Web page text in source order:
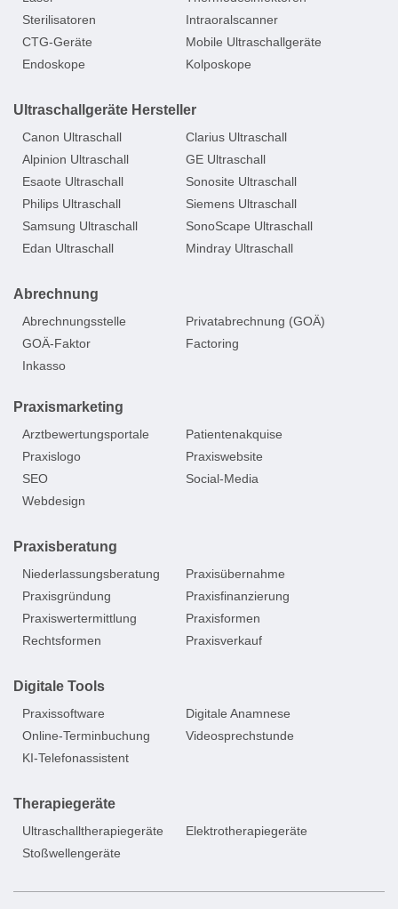
Sterilisatoren
Intraoralscanner
CTG-Geräte
Mobile Ultraschallgeräte
Endoskope
Kolposkope
Ultraschallgeräte Hersteller
Canon Ultraschall
Clarius Ultraschall
Alpinion Ultraschall
GE Ultraschall
Esaote Ultraschall
Sonosite Ultraschall
Philips Ultraschall
Siemens Ultraschall
Samsung Ultraschall
SonoScape Ultraschall
Edan Ultraschall
Mindray Ultraschall
Abrechnung
Abrechnungsstelle
Privatabrechnung (GOÄ)
GOÄ-Faktor
Factoring
Inkasso
Praxismarketing
Arztbewertungsportale
Patientenakquise
Praxislogo
Praxiswebsite
SEO
Social-Media
Webdesign
Praxisberatung
Niederlassungsberatung
Praxisübernahme
Praxisgründung
Praxisfinanzierung
Praxiswertermittlung
Praxisformen
Rechtsformen
Praxisverkauf
Digitale Tools
Praxissoftware
Digitale Anamnese
Online-Terminbuchung
Videosprechstunde
KI-Telefonassistent
Therapiegeräte
Ultraschalltherapiegeräte
Elektrotherapiegeräte
Stoßwellengeräte